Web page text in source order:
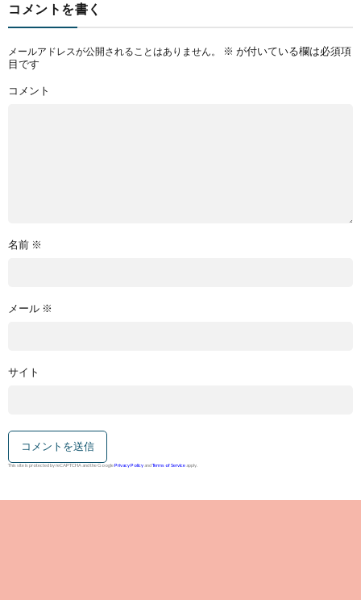
コメントを書く
メールアドレスが公開されることはありません。 ※ が付いている欄は必須項
目です
コメント
名前 ※
メール ※
サイト
This site is protected by reCAPTCHA and the GooglePrivacy Policy andTerms of Service apply.